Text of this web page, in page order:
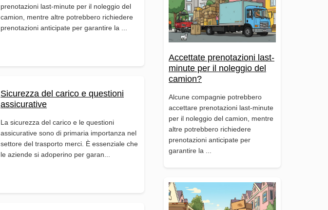
Accettate prenotazioni last-
minute per il noleggio del
camion?
Alcune compagnie potrebbero
accettare prenotazioni last-minute
per il noleggio del camion, mentre
altre potrebbero richiedere
prenotazioni anticipate per
garantire la ...
prenotazioni last-minute per il noleggio del
camion, mentre altre potrebbero richiedere
prenotazioni anticipate per garantire la ...
Sicurezza del carico e questioni
assicurative
La sicurezza del carico e le questioni
assicurative sono di primaria importanza nel
settore del trasporto merci. È essenziale che
le aziende si adoperino per garan...